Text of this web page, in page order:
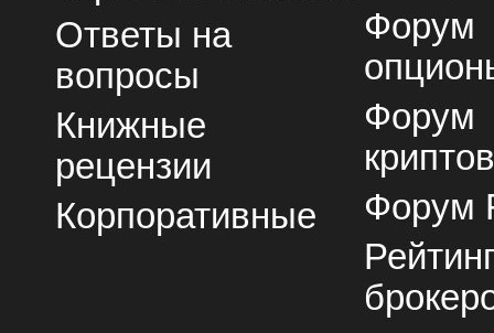
Ответы на
вопросы
Книжные
рецензии
Корпоративные
Форум
Форум
Форум